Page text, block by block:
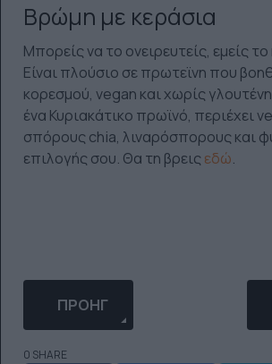
Bρώμη με κεράσια
Μπορείς να το ονειρευτείς, εμείς
Είναι πλούσιο σε πρωτεϊνη που
κορεσμού, vegan και χωρίς
ένα Κυριακάτικο πρωϊνό, περιέχει
σπόρους chia, λιναρόσπορους και
επιλογής σου. Θα τη βρεις εδώ.
ΠΡΟΗΓΟΎΜΕΝΟ ΆΡΘΡΟ: ΠΌΣΟ
ΠΡΟΗΓ
0 SHARE